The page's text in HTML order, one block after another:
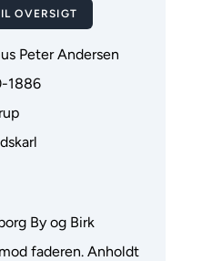
OVERSIGT
Peter Andersen
1886
By og Birk
faderen. Anholdt